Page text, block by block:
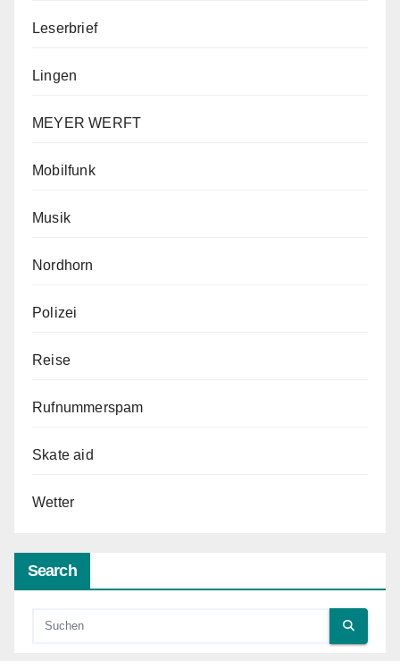
Leserbrief
Lingen
MEYER WERFT
Mobilfunk
Musik
Nordhorn
Polizei
Reise
Rufnummerspam
Skate aid
Wetter
Search